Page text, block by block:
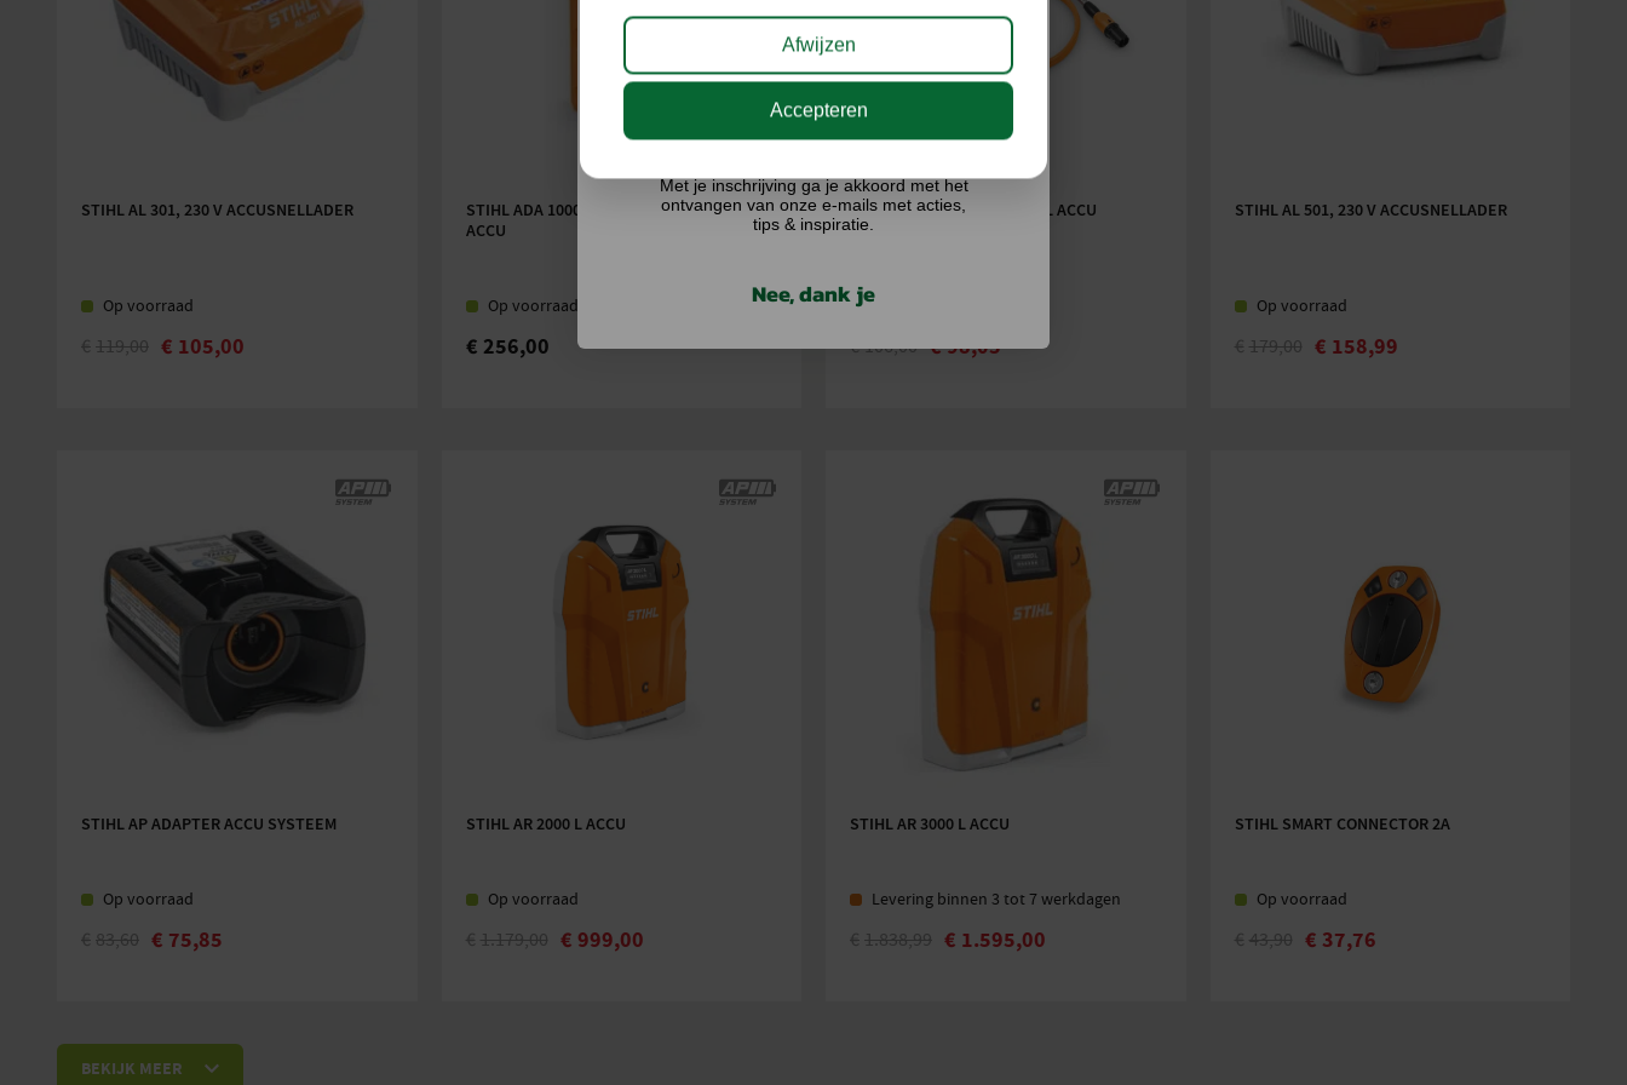
STIHL AL 301, 230 V ACCUSNELLADER
Op voorraad
€ 119,00 € 105,00
STIHL ADA 1000 ADAPTER VOOR DUBBELE
ACCU
Op voorraad
€ 256,00
STIHL AANSLUITKABEL AR L ACCU
SYSTEEM
Op voorraad
€ 106,00 €98,05
STIHL AL 501, 230 V ACCUSNELLADER
Op voorraad
€ 179,00 € 158,99
STIHL AP ADAPTER ACCU SYSTEEM
Op voorraad
€ 83,60 € 75,85
STIHL AR 2000 L ACCU
Op voorraad
€ 1.179,00 € 999,00
STIHL AR 3000 L ACCU
Levering binnen 3 tot 7 werkdagen
€ 1.838,99 € 1.595,00
STIHL SMART CONNECTOR 2A
Op voorraad
€ 43,90 € 37,76
BEKIJK MEER
Afwijzen
Accepteren
Ik doe graag mee!
Met je inschrijving ga je akkoord met het
ontvangen van onze e-mails met acties,
tips & inspiratie.
Nee, dank je